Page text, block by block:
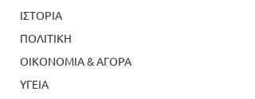
ΙΣΤΟΡΙΑ
ΠΟΛΙΤΙΚΗ
ΟΙΚΟΝΟΜΙΑ & ΑΓΟΡΑ
ΥΓΕΙΑ